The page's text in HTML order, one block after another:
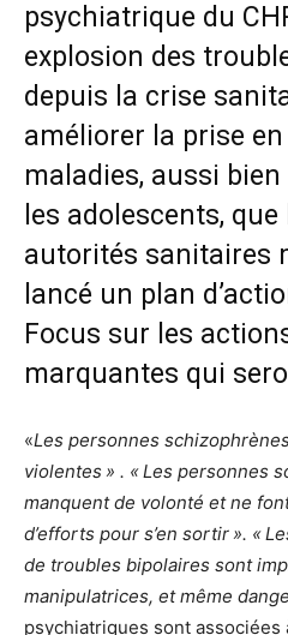
psychiatrique du
explosion des
depuis la crise
améliorer la prise
maladies, aussi
les adolescents,
autorités sanitaires
lancé un plan
Focus sur les
marquantes qui
«Les personnes
violentes » . « Les personnes
manquent de volonté et ne
d’efforts pour s’en sortir ». «
de troubles bipolaires sont
manipulatrices, et même
psychiatriques sont